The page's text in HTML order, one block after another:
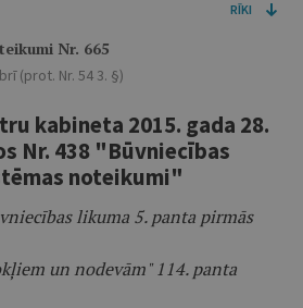
RĪKI
Nr. 665
(prot. Nr. 54 3. §)
kabineta 2015. gada 28.
Nr. 438 "Būvniecības
noteikumi"
likuma 5. panta pirmās
un nodevām" 114. panta